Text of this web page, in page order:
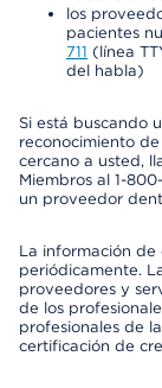
los
pacientes
711 (línea
del habla)
Si está buscando
reconocimiento
cercano a usted,
Miembros al 1-
un proveedor
La información de
periódicamente.
proveedores y
de los
profesionales de
certificación de